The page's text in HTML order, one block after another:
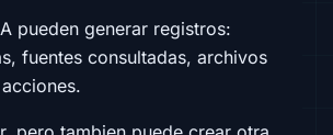
pueden generar registros:
fuentes consultadas, archivos